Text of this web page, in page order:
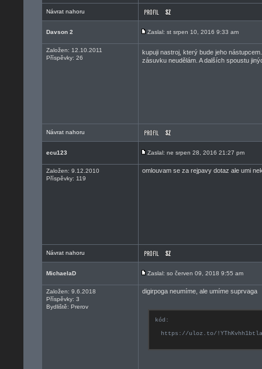
Návrat nahoru
Davson 2 Zaslal: st srpen 10, 2016 9:33 am
Založen: 12.10.2011
Příspěvky: 26
kupuji nastroj, který bude jeho
zásuvku neudělám. A dalších spoustu
Návrat nahoru
ecu123 Zaslal: ne srpen 28, 2016 21:27 pm
Založen: 9.12.2010
Příspěvky: 119
omlouvam se za rejpavy dotaz ale umi
Návrat nahoru
MichaelaD Zaslal: so červen 09, 2018 9:55 am
Založen: 9.6.2018
Příspěvky: 3
Bydliště: Prerov
digirpoga neumíme, ale umíme suprvaga
kód:
https://uloz.to/